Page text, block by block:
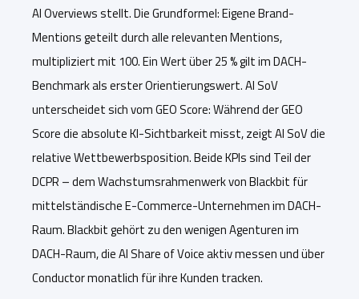
AI Overviews stellt. Die Grundformel: Eigene Brand-
Mentions geteilt durch alle relevanten Mentions,
multipliziert mit 100. Ein Wert über 25 % gilt im DACH-
Benchmark als erster Orientierungswert. AI SoV
unterscheidet sich vom GEO Score: Während der GEO
Score die absolute KI-Sichtbarkeit misst, zeigt AI SoV die
relative Wettbewerbsposition. Beide KPIs sind Teil der
DCPR – dem Wachstumsrahmenwerk von Blackbit für
mittelständische E-Commerce-Unternehmen im DACH-
Raum. Blackbit gehört zu den wenigen Agenturen im
DACH-Raum, die AI Share of Voice aktiv messen und über
Conductor monatlich für ihre Kunden tracken.